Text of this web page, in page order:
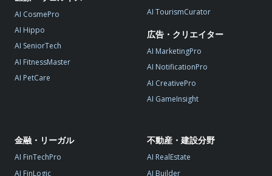
AI CosmePro
AI Hippo
AI SeniorTech
AI FitnessMaster
AI PetCare
AI TourismCurator
広告・クリエイター
AI MarketingPro
AI NotificationPro
AI CreativePro
AI GameInsight
金融・リーガル
AI FinTechPro
AI FinLogic
不動産・建設分野
AI RealEstate
AI Builder